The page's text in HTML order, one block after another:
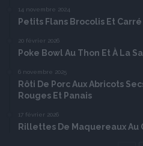
14 novembre 2024
Petits Flans Brocolis Et Carré
20 février 2026
Poke Bowl Au Thon Et À La
6 novembre 2025
Rôti De Porc Aux Abricots
Rouges Et Panais
17 février 2026
Rillettes De Maquereaux Au